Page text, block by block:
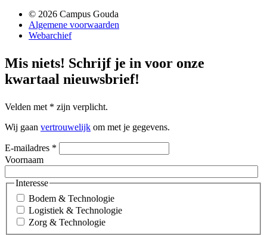
© 2026 Campus Gouda
Algemene voorwaarden
Webarchief
Mis niets! Schrijf je in voor onze
kwartaal nieuwsbrief!
Velden met * zijn verplicht.
Wij gaan vertrouwelijk om met je gegevens.
E-mailadres *
Voornaam
Interesse
Bodem & Technologie
Logistiek & Technologie
Zorg & Technologie